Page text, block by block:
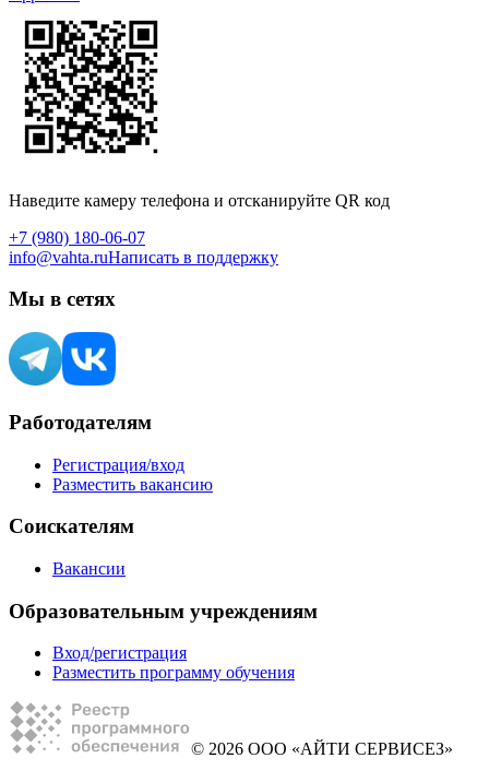
Наведите камеру телефона и отсканируйте QR код
+7 (980) 180-06-07
info@vahta.ruНаписать в поддержку
Мы в сетях
Работодателям
Регистрация/вход
Разместить вакансию
Соискателям
Вакансии
Образовательным учреждениям
Вход/регистрация
Разместить программу обучения
© 2026 ООО «АЙТИ СЕРВИСЕЗ»